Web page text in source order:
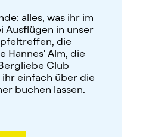
alles, was ihr im
Ausflügen in unser
die
Hannes' Alm, die
Club
einfach über die
buchen lassen.